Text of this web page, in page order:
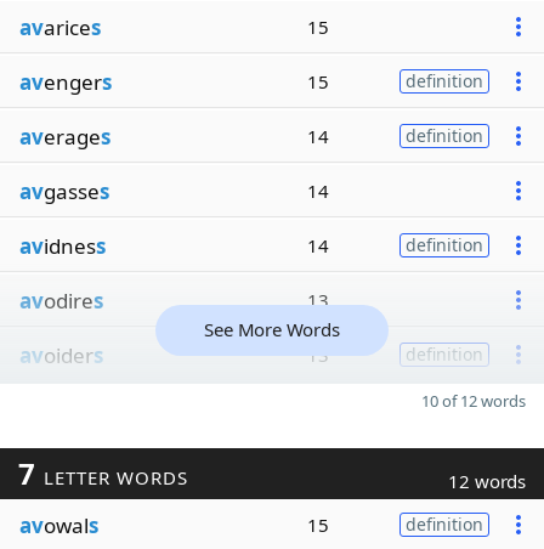
avarices 15
avengers 15 definition
averages 14 definition
avgasses 14
avidness 14 definition
avodires 13
avoiders 13 definition
See More Words
10 of 12 words
7 LETTER WORDS 12 words
avowals 15 definition